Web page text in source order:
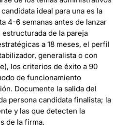
ideal para una es la
4-6 semanas antes de lanzar
de la pareja
a 18 meses, el perfil
generalista o con
los criterios de éxito a 90
de funcionamiento
Documente la salida del
persona candidata finalista; la
y las que detecten la
de la firma.